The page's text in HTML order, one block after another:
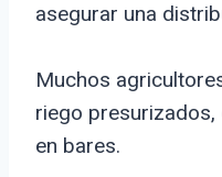
asegurar una
Muchos
riego
en bares.